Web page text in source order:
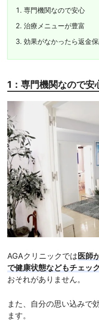
専門機関なので安心
治療メニューが豊富
効果がなかったら返金
1：専門機関なので安
AGAクリニックでは医師
で健康状態などもチェッ
おそれがありません。
また、自分の思い込みで
ます。